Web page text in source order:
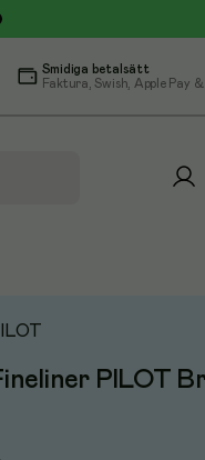
Smidiga betalsätt
Faktura, Swish, Apple Pay
PILOT